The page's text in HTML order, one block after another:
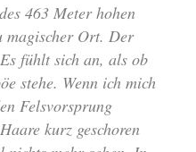
463 Meter hohen
magischer Ort. Der
fühlt sich an, als ob
stehe. Wenn ich mich
Felsvorsprung
kurz geschoren